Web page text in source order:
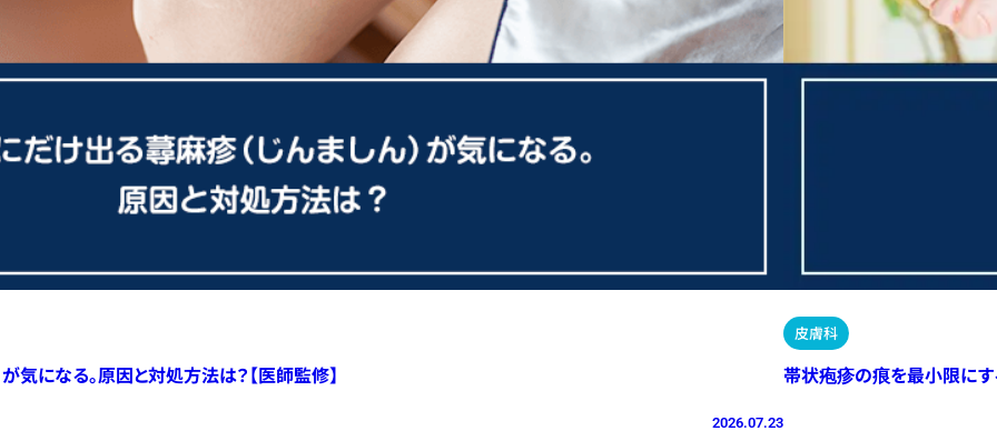
気になる。原因と対処方法は？【医師監修】
2026.07.23
皮膚科
帯状疱疹の痕を最小限にす